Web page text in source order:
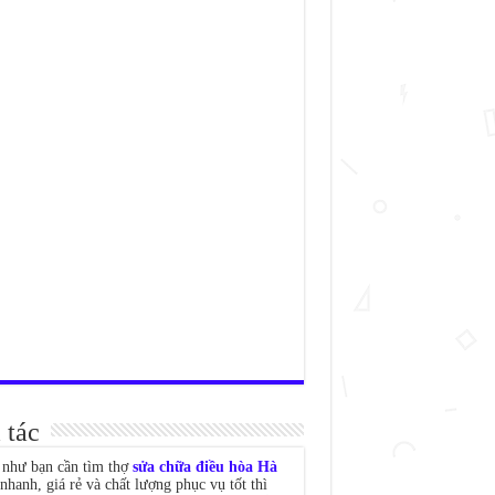
bạn cần tìm thợ sửa chữa điều hòa Hà
giá rẻ và chất lượng phục vụ tốt thì